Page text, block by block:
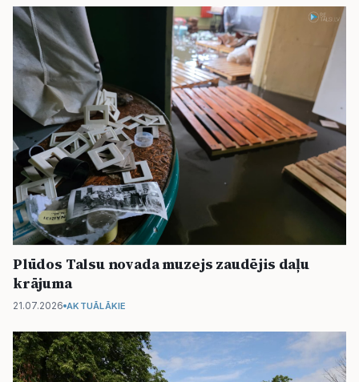
Plūdos Talsu novada muzejs zaudējis daļu
krājuma
21.07.2026 AKTUĀLĀKIE